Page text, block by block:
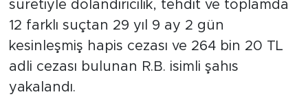
suretiyle dolandırıcılık, tehdit ve toplamda
12 farklı suçtan 29 yıl 9 ay 2 gün
kesinleşmiş hapis cezası ve 264 bin 20 TL
adli cezası bulunan R.B. isimli şahıs
yakalandı.